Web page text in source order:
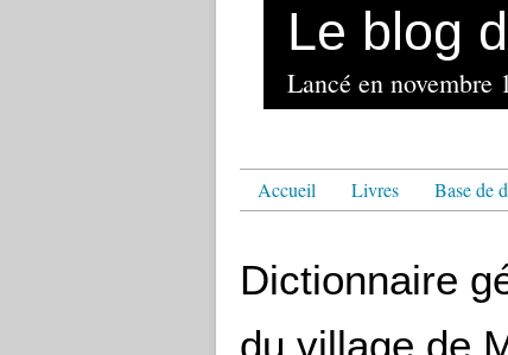
Le blog
Accueil Livres Base de
Dictionnaire
du village de